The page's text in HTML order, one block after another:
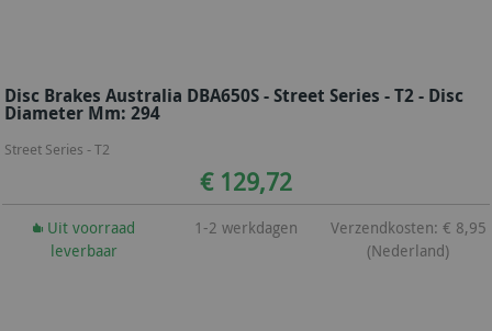
Disc Brakes Australia DBA650S - Street Series - T2 - Disc
Diameter Mm: 294
Street Series - T2
€ 129,72
Uit voorraad
leverbaar
1-2 werkdagen
Verzendkosten: € 8,95
(Nederland)